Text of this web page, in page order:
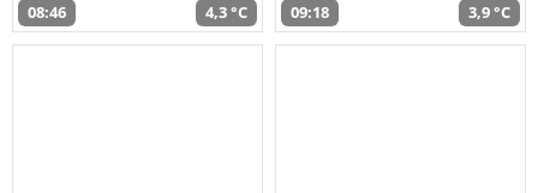
08:46 4,3 °C 09:18 3,9 °C